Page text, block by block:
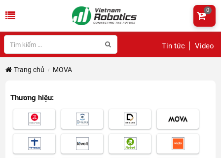
Tin tức Video
0
Trang chủ MOVA
Thương hiệu: